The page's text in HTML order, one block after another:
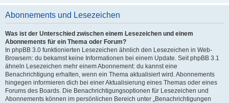
Abonnements und Lesezeichen
Was ist der Unterschied zwischen einem Lesezeichen und einem
Abonnements für ein Thema oder Forum?
In phpBB 3.0 funktionierten Lesezeichen ähnlich den Lesezeichen in Web-
Browsern: du bekamst keine Informationen bei einem Update. Seit phpBB 3.1
ähneln Lesezeichen mehr einem Abonnement: du kannst eine
Benachrichtigung erhalten, wenn ein Thema aktualisiert wird. Abonnements
hingegen informieren dich bei einer Aktualisierung eines Themas oder eines
Forums des Boards. Die Benachrichtigungsoptionen für Lesezeichen und
Abonnements können im persönlichen Bereich unter „Benachrichtigungen